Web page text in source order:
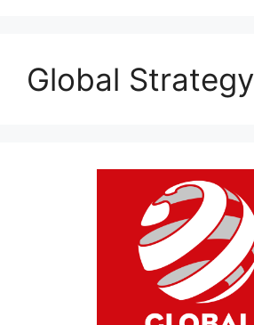
Global Strategy